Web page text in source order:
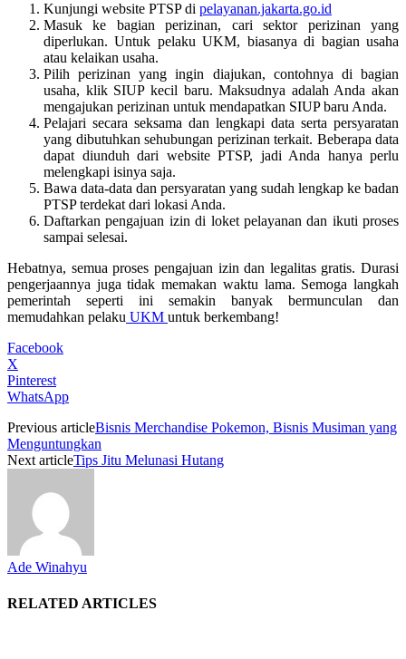
Kunjungi website PTSP di pelayanan.jakarta.go.id
Masuk ke bagian perizinan, cari sektor perizinan yang
diperlukan. Untuk pelaku UKM, biasanya di bagian usaha
atau kelaikan usaha.
Pilih perizinan yang ingin diajukan, contohnya di bagian
usaha, klik SIUP kecil baru. Maksudnya adalah Anda akan
mengajukan perizinan untuk mendapatkan SIUP baru Anda.
Pelajari secara seksama dan lengkapi data serta persyaratan
yang dibutuhkan sehubungan perizinan terkait. Beberapa data
dapat diunduh dari website PTSP, jadi Anda hanya perlu
melengkapi isinya saja.
Bawa data-data dan persyaratan yang sudah lengkap ke badan
PTSP terdekat dari lokasi Anda.
Daftarkan pengajuan izin di loket pelayanan dan ikuti proses
sampai selesai.
Hebatnya, semua proses pengajuan izin dan legalitas gratis. Durasi
pengerjaannya juga tidak memakan waktu lama. Semoga langkah
pemerintah seperti ini semakin banyak bermunculan dan
memudahkan pelaku UKM untuk berkembang!
Facebook
X
Pinterest
WhatsApp
Previous articleBisnis Merchandise Pokemon, Bisnis Musiman yang
Menguntungkan
Next articleTips Jitu Melunasi Hutang
Ade Winahyu
RELATED ARTICLES